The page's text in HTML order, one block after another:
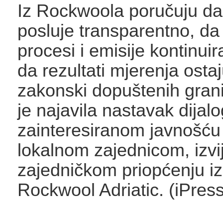
Iz Rockwoola poručuju
posluje transparentno,
procesi i emisije
da rezultati mjerenja
zakonski dopuštenih
je najavila nastavak
zainteresiranom
lokalnom zajednicom,
zajedničkom priopćenju
Rockwool Adriatic.